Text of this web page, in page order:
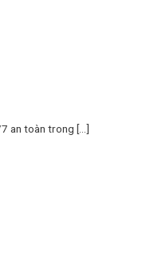
an toàn trong [...]